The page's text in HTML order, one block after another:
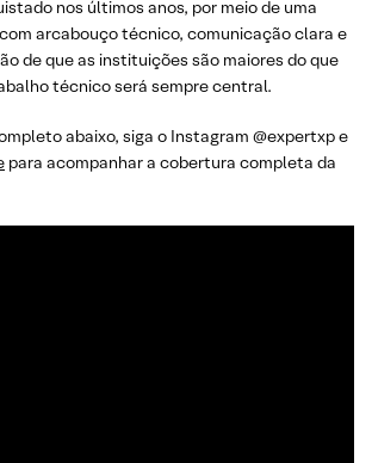
nos últimos anos, por meio de uma
arcabouço técnico, comunicação clara e
de que as instituições são maiores do que
técnico será sempre central.
abaixo, siga o Instagram @expertxp e
para acompanhar a cobertura completa da